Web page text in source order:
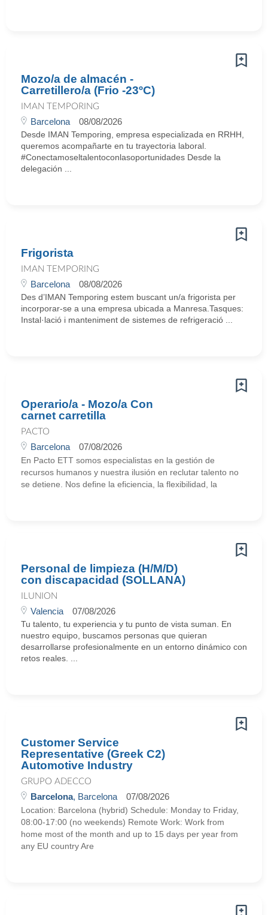
Mozo/a de almacén -
Carretillero/a (Frio -23ºC)
IMAN TEMPORING
Barcelona 08/08/2026
Desde IMAN Temporing, empresa especializada en RRHH,
queremos acompañarte en tu trayectoria laboral.
#Conectamoseltalentoconlasoportunidades Desde la
delegación ...
Frigorista
IMAN TEMPORING
Barcelona 08/08/2026
Des d’IMAN Temporing estem buscant un/a frigorista per
incorporar-se a una empresa ubicada a Manresa.Tasques:
Instal·lació i manteniment de sistemes de refrigeració ...
Operario/a - Mozo/a Con
carnet carretilla
PACTO
Barcelona 07/08/2026
En Pacto ETT somos especialistas en la gestión de
recursos humanos y nuestra ilusión en reclutar talento no
se detiene. Nos define la eficiencia, la flexibilidad, la
Personal de limpieza (H/M/D)
con discapacidad (SOLLANA)
ILUNION
Valencia 07/08/2026
Tu talento, tu experiencia y tu punto de vista suman. En
nuestro equipo, buscamos personas que quieran
desarrollarse profesionalmente en un entorno dinámico con
retos reales. ...
Customer Service
Representative (Greek C2)
Automotive Industry
GRUPO ADECCO
Barcelona, Barcelona 07/08/2026
Location: Barcelona (hybrid) Schedule: Monday to Friday,
08:00-17:00 (no weekends) Remote Work: Work from
home most of the month and up to 15 days per year from
any EU country Are